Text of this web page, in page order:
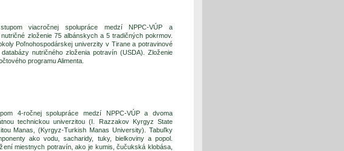
viacročnej spolupráce medzí NPPC-VÚP a
zloženie 75 albánskych a 5 tradičných pokrmov.
Poľnohospodárskej univerzity v Tirane a potravinové
nutričného zloženia potravín (USDA). Zloženie
programu Alimenta.
4-ročnej spolupráce medzí NPPC-VÚP a dvoma
technickou univerzitou (I. Razzakov Kyrgyz State
Manas, (Kyrgyz-Turkish Manas University). Tabuľky
ako vodu, sacharidy, tuky, bielkoviny a popol.
miestnych potravín, ako je kumis, čučukská klobása,